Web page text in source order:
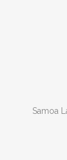
Samoa